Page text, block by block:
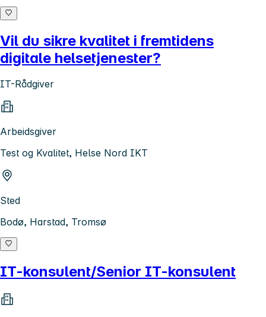
Vil du sikre kvalitet i fremtidens
digitale helsetjenester?
IT-Rådgiver
Arbeidsgiver
Test og Kvalitet, Helse Nord IKT
Sted
Bodø, Harstad, Tromsø
IT-konsulent/Senior IT-konsulent